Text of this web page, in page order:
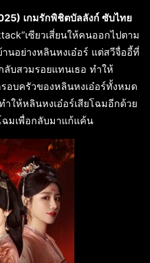
เกมรักพิชิตบัลลังก์ ซับไทย
เซียวเสี่ยนให้คนออกไปตาม
นอย่างหลินหงเอ๋อร์ แต่สวีจื่ออี้ที่
บสวมรอยแทนเธอ ทำให้
อบครัวของหลินหงเอ๋อร์ทั้งหมด
ำให้หลินหงเอ๋อร์เสียโฉมอีกด้วย
ฉมเพื่อกลับมาแก้แค้น